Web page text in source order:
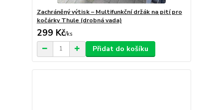
Zachráněný výtisk – Multifunkční držák na pití pro
kočárky Thule (drobná vada)
299 Kč/ks
Přidat do košíku